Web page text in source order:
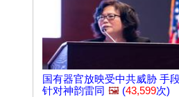
国有器官放映受中共威胁 手
针对神韵雷同 🖼️ (43,599次)